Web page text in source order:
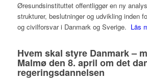
Øresundsinstituttet offentliggør en ny
strukturer, beslutninger og udvikling inden
og civilforsvar i Danmark og Sverige. Läs
Hvem skal styre Danmark –
Malmø den 8. april om det
regeringsdannelsen